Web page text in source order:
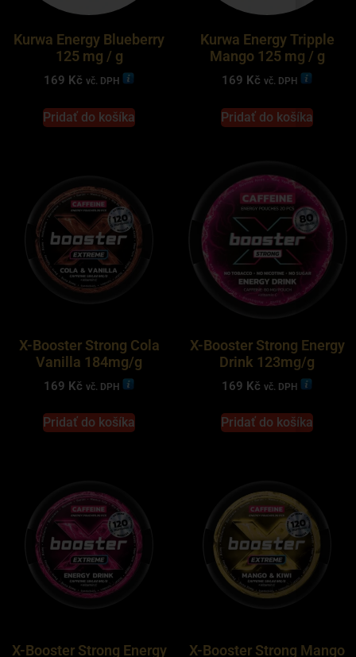
Kurwa Energy Blueberry
125 mg / g
169 Kč vč. DPH
Pridať do košíka
Kurwa Energy Tripple
Mango 125 mg / g
169 Kč vč. DPH
Pridať do košíka
X-Booster Strong Cola
Vanilla 184mg/g
169 Kč vč. DPH
Pridať do košíka
X-Booster Strong Energy
Drink 123mg/g
169 Kč vč. DPH
Pridať do košíka
X-Booster Strong Energy X-Booster Strong Mango